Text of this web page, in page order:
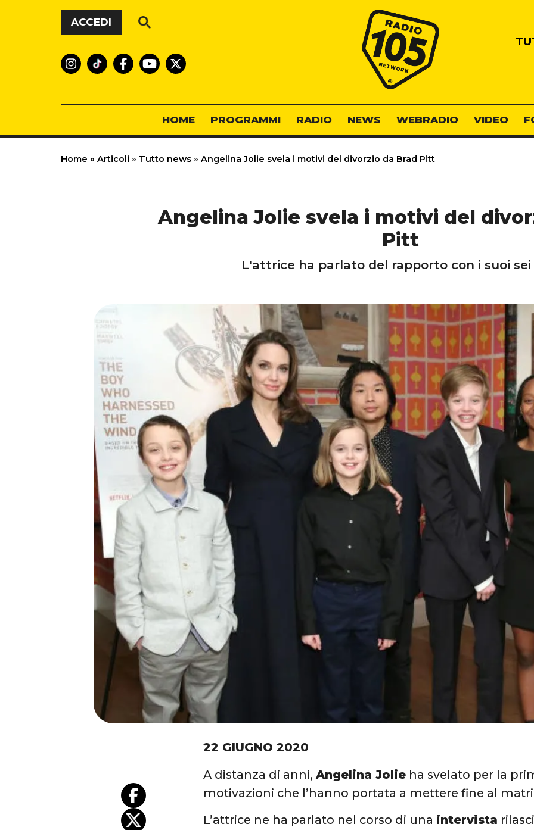
Vai al contenuto
ACCEDI
Radio 105
HOME PROGRAMMI RADIO NEWS WEBRADIO VIDEO
Home » Articoli » Tutto news » Angelina Jolie svela i motivi del divorzio da Brad Pitt
Angelina Jolie svela i motivi del
Pitt
L'attrice ha parlato del rapporto con i suoi sei
22 GIUGNO 2020
A distanza di anni,Angelina Jolie ha svelato per la
motivazioni che l’hanno portata a mettere fine al
L’attrice ne ha parlato nel corso di una intervista